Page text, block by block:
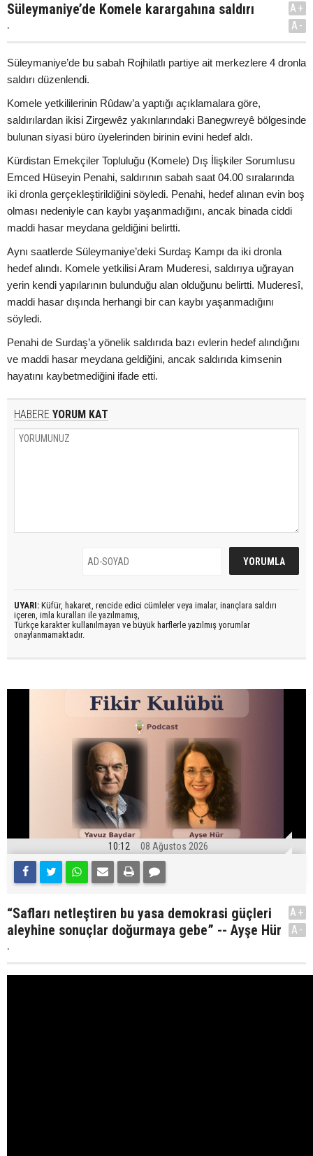
Süleymaniye’de Komele karargahına saldırı
.
A+
A-
Süleymaniye’de bu sabah Rojhilatlı partiye ait merkezlere 4 dronla
saldırı düzenlendi.
Komele yetkililerinin Rûdaw’a yaptığı açıklamalara göre,
saldırılardan ikisi Zirgewêz yakınlarındaki Banegwreyê bölgesinde
bulunan siyasi büro üyelerinden birinin evini hedef aldı.
Kürdistan Emekçiler Topluluğu (Komele) Dış İlişkiler Sorumlusu
Emced Hüseyin Penahi, saldırının sabah saat 04.00 sıralarında
iki dronla gerçekleştirildiğini söyledi. Penahi, hedef alınan evin boş
olması nedeniyle can kaybı yaşanmadığını, ancak binada ciddi
maddi hasar meydana geldiğini belirtti.
Aynı saatlerde Süleymaniye’deki Surdaş Kampı da iki dronla
hedef alındı. Komele yetkilisi Aram Muderesi, saldırıya uğrayan
yerin kendi yapılarının bulunduğu alan olduğunu belirtti. Muderesî,
maddi hasar dışında herhangi bir can kaybı yaşanmadığını
söyledi.
Penahi de Surdaş’a yönelik saldırıda bazı evlerin hedef alındığını
ve maddi hasar meydana geldiğini, ancak saldırıda kimsenin
hayatını kaybetmediğini ifade etti.
HABERE YORUM KAT
UYARI: Küfür, hakaret, rencide edici cümleler veya imalar, inançlara saldırı
içeren, imla kuralları ile yazılmamış,
Türkçe karakter kullanılmayan ve büyük harflerle yazılmış yorumlar
onaylanmamaktadır.
10:12 08 Ağustos 2026
“Safları netleştiren bu yasa demokrasi güçleri
aleyhine sonuçlar doğurmaya gebe” -- Ayşe Hür
.
A+
A-